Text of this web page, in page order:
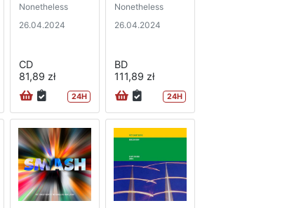
Nonetheless
26.04.2024
CD
81,89 zł
24H
Nonetheless
26.04.2024
BD
111,89 zł
24H